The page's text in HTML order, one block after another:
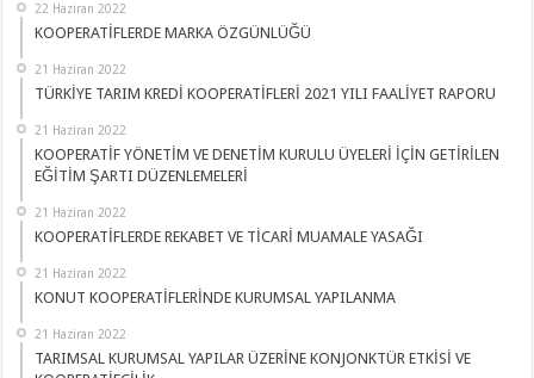
22 Haziran 2022
KOOPERATİFLERDE MARKA ÖZGÜNLÜĞÜ
21 Haziran 2022
TÜRKİYE TARIM KREDİ KOOPERATİFLERİ 2021 YILI FAALİYET RAPORU
21 Haziran 2022
KOOPERATİF YÖNETİM VE DENETİM KURULU ÜYELERİ İÇİN GETİRİLEN
EĞİTİM ŞARTI DÜZENLEMELERİ
21 Haziran 2022
KOOPERATİFLERDE REKABET VE TİCARİ MUAMALE YASAĞI
21 Haziran 2022
KONUT KOOPERATİFLERİNDE KURUMSAL YAPILANMA
21 Haziran 2022
TARIMSAL KURUMSAL YAPILAR ÜZERİNE KONJONKTÜR ETKİSİ VE